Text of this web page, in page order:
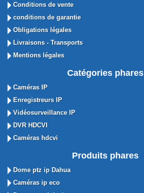
Conditions de vente
conditions de garantie
Obligations légales
Livraisons - Transports
Mentions légales
Catégories phares
Caméras IP
Enregistreurs IP
Vidéosurveillance IP
DVR HDCVI
Caméras hdcvi
Produits phares
Dome ptz ip Dahua
Caméras ip eco